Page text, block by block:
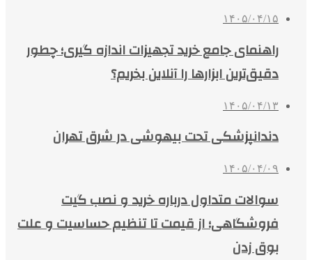
۱۴۰۵/۰۴/۱۵
راهنمای جامع خرید تجهیزات اندازه گیری؛ چطور
دقیق‌ترین ابزارها را آنلاین بخریم؟
۱۴۰۵/۰۴/۱۳
دندانپزشکی تحت بیهوشی در شرق تهران
۱۴۰۵/۰۴/۰۹
سوالات متداول درباره خرید و نصب گیت
فروشگاهی؛ از قیمت تا تنظیم حساسیت و علت
بوق زدن